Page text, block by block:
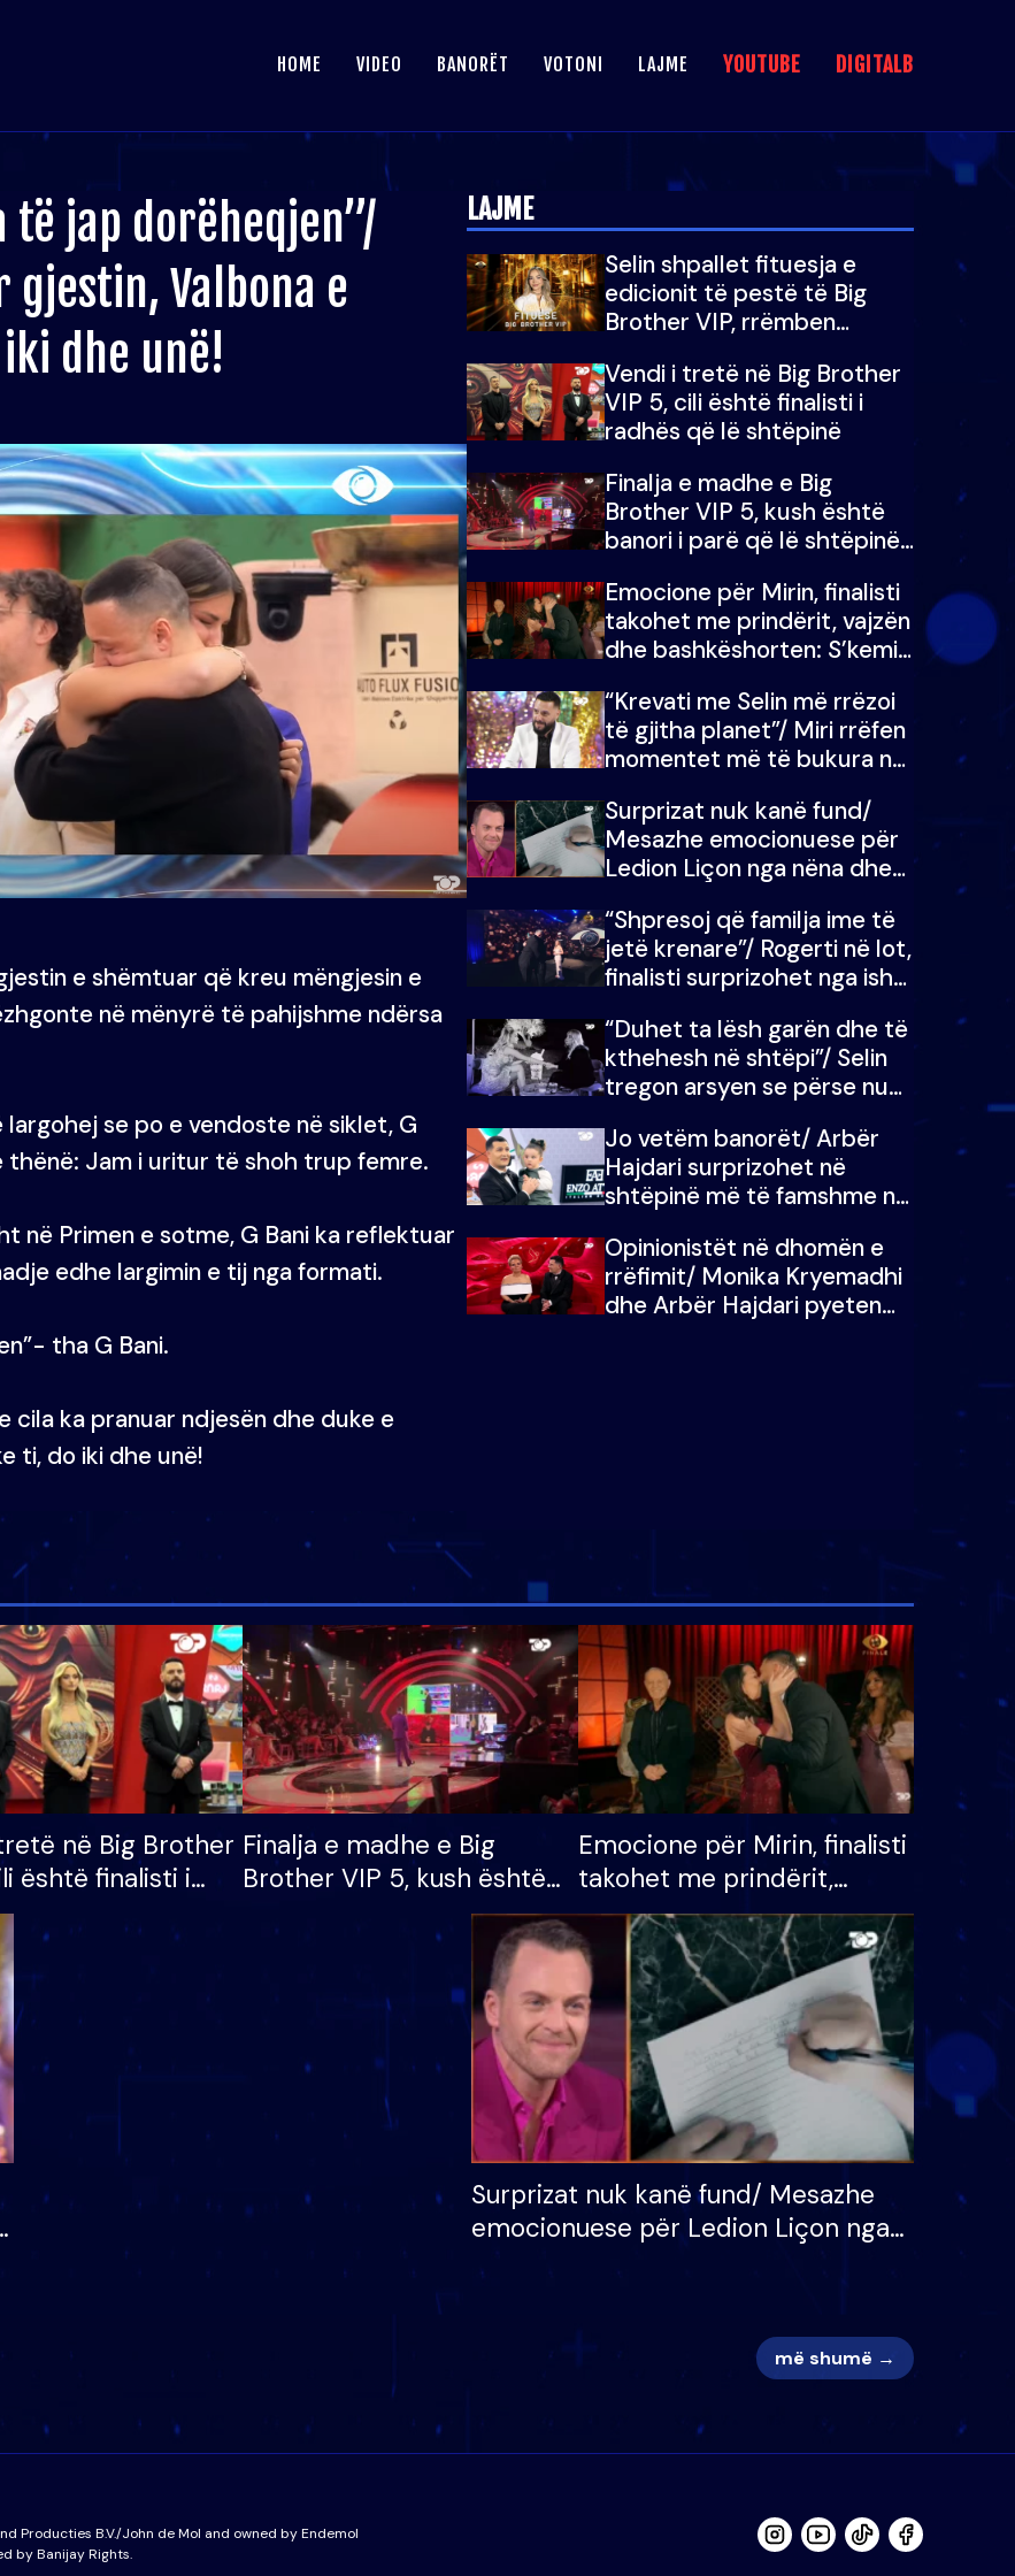
HOME VIDEO BANORËT VOTONI LAJME YOUTUBE DIGITALB
të jap dorëheqjen”/
Valbona e
dhe unë!
e shëmtuar që kreu mëngjesin e
në mënyrë të pahijshme ndërsa
se po e vendoste në siklet, G
thënë: Jam i uritur të shoh trup femre.
në Primen e sotme, G Bani ka reflektuar
edhe largimin e tij nga formati.
tha G Bani.
cila ka pranuar ndjesën dhe duke e
ti, do iki dhe unë!
LAJME
Selin shpallet fituesja e
edicionit të pestë të Big
Brother VIP, rrëmben
mijë eurosh
Vendi i tretë në Big Brother
VIP 5, cili është finalisti i
radhës që lë shtëpinë
Finalja e madhe e Big
Brother VIP 5, kush është
banori i parë që lë shtëpinë
fituar çmimin e madh
Emocione për Mirin, finalisti
takohet me prindërit, vajzën
dhe bashkëshorten: S’kemi
“Krevati me Selin më rrëzoi
të gjitha planet”/ Miri rrëfen
momentet më të bukura në
mungojë zilja e mëngjesit
kur…
Surprizat nuk kanë fund/
Mesazhe emocionuese për
Ledion Liçon nga nëna dhe
i mban dot lotët: Nuk
meritoj…
“Shpresoj që familja ime të
jetë krenare”/ Rogerti në lot,
finalisti surprizohet nga ish-
“Duhet ta lësh garën dhe të
kthehesh në shtëpi”/ Selin
tregon arsyen se përse nuk
Doja ta çoja luftën time deri
në fund
Jo vetëm banorët/ Arbër
Hajdari surprizohet në
shtëpinë më të famshme në
me vajzën e tij
Opinionistët në dhomën e
rrëfimit/ Monika Kryemadhi
dhe Arbër Hajdari pyeten
në Big Brother
është finalisti i
lë shtëpinë
Finalja e madhe e Big
Brother VIP 5, kush është
banori i parë që lë shtëpinë
dhe humb mundësinë për
të fituar çmimin e madh
Emocione për Mirin, finalisti
takohet me prindërit,
vajzën dhe bashkëshorten:
S’kemi ndonjë letër divorci
apo jo?
Surprizat nuk kanë fund/ Mesazhe
emocionuese për Ledion Liçon nga
më shumë →
Producties B.V./John de Mol and owned by Endemol
by Banijay Rights.